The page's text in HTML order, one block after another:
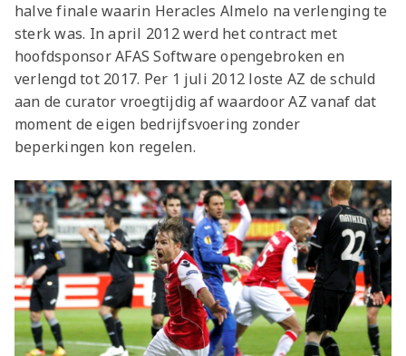
halve finale waarin Heracles Almelo na verlenging te
sterk was. In april 2012 werd het contract met
hoofdsponsor AFAS Software opengebroken en
verlengd tot 2017. Per 1 juli 2012 loste AZ de schuld
aan de curator vroegtijdig af waardoor AZ vanaf dat
moment de eigen bedrijfsvoering zonder
beperkingen kon regelen.